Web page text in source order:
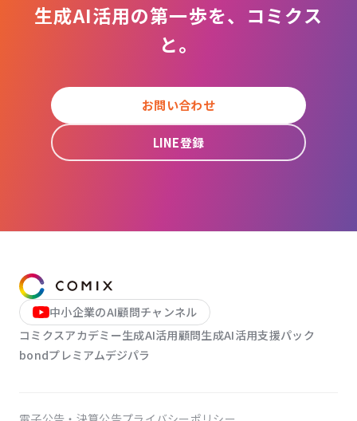
生成AI活用の第一歩を、コミクス
と。
お問い合わせ
LINE登録
中小企業のAI顧問チャンネル
コミクスアカデミー生成AI活用顧問生成AI活用支援パック
bondプレミアムデジパラ